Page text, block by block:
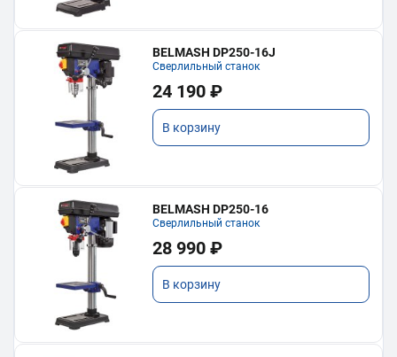
BELMASH DP250-16J
Сверлильный станок
24 190 ₽
В корзину
BELMASH DP250-16
Сверлильный станок
28 990 ₽
В корзину